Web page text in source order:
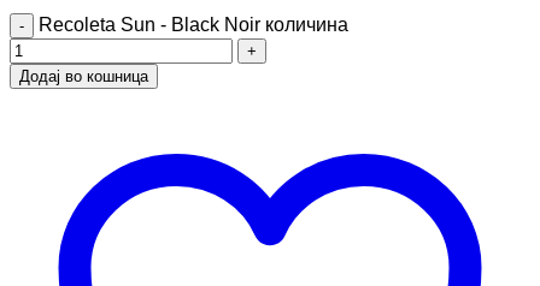
Recoleta Sun - Black Noir количина
Додај во кошница